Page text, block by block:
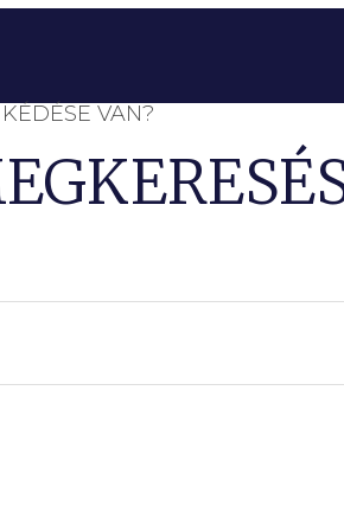
KÉDÉSE VAN?